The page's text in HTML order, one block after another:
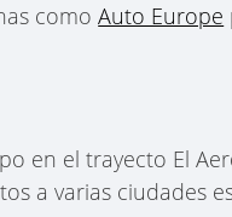
comoAuto Europe
en el trayecto El
a varias ciudades